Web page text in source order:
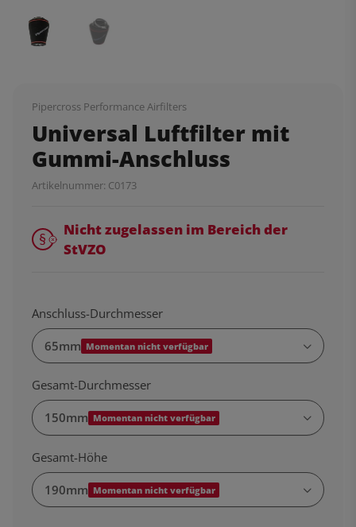
Pipercross Performance Airfilters
Universal Luftfilter mit
Gummi-Anschluss
Artikelnummer: C0173
Nicht zugelassen im Bereich der
StVZO
Anschluss-Durchmesser
65mm Momentan nicht verfügbar
Gesamt-Durchmesser
150mm Momentan nicht verfügbar
Gesamt-Höhe
190mm Momentan nicht verfügbar